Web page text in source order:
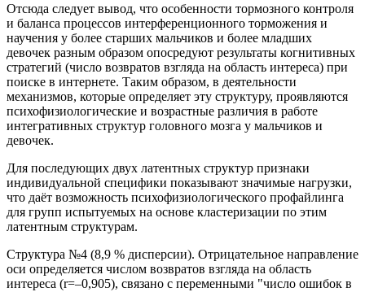
Отсюда следует вывод, что особенности тормозного контроля
и баланса процессов интерференционного торможения и
научения у более старших мальчиков и более младших
девочек разным образом опосредуют результаты когнитивных
стратегий (число возвратов взгляда на область интереса) при
поиске в интернете. Таким образом, в деятельности
механизмов, которые определяет эту структуру, проявляются
психофизиологические и возрастные различия в работе
интегративных структур головного мозга у мальчиков и
девочек.
Для последующих двух латентных структур признаки
индивидуальной специфики показывают значимые нагрузки,
что даёт возможность психофизиологического профайлинга
для групп испытуемых на основе кластеризации по этим
латентным структурам.
Структура №4 (8,9 % дисперсии). Отрицательное направление
оси определяется числом возвратов взгляда на область
интереса (r=–0,905), связано с переменными "число ошибок в